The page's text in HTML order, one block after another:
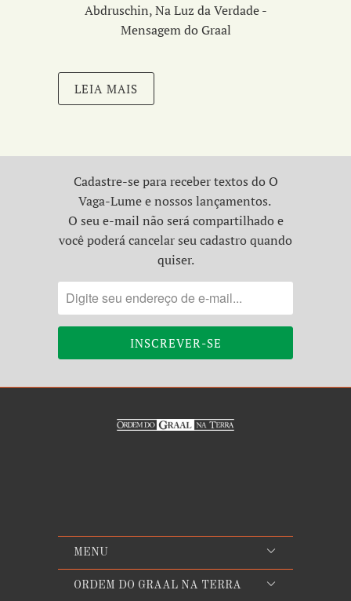
Abdruschin, Na Luz da Verdade -
Mensagem do Graal
LEIA MAIS
Cadastre-se para receber textos do O
Vaga-Lume e nossos lançamentos.
O seu e-mail não será compartilhado e
você poderá cancelar seu cadastro quando
quiser.
MENU
ORDEM DO GRAAL NA TERRA